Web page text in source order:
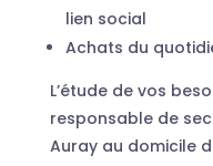
lien social
Achats du
L’étude de vos
responsable de
Auray au domicile